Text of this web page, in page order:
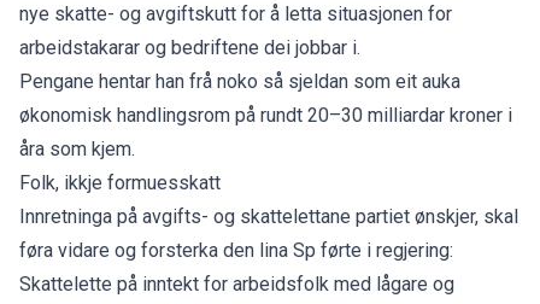
nye skatte- og avgiftskutt for å letta situasjonen for
arbeidstakarar og bedriftene dei jobbar i.
Pengane hentar han frå noko så sjeldan som eit auka
økonomisk handlingsrom på rundt 20–30 milliardar kroner i
åra som kjem.
Folk, ikkje formuesskatt
Innretninga på avgifts- og skattelettane partiet ønskjer, skal
føra vidare og forsterka den lina Sp førte i regjering:
Skattelette på inntekt for arbeidsfolk med lågare og